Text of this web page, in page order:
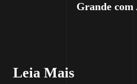
Grande com
Leia Mais